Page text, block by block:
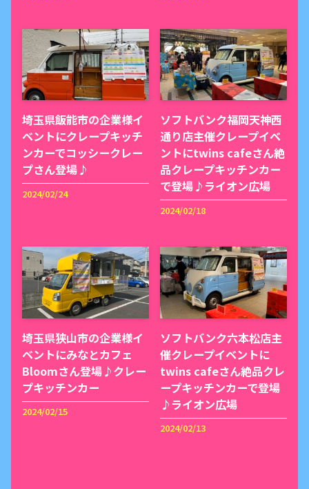
埼玉県飯能市の企業様イ
ベントにクレープキッチ
ンカーでコッシークレー
プさん登場♪
2024/02/24
ソフトバンク福岡天神西
通り店主催クレープイベ
ントにtwins cafeさん絶
品クレープキッチンカー
で登場♪ライオン広場
2024/02/18
埼玉県狭山市の企業様イ
ベントにみなとカフェ
Bloomさん登場♪クレー
プキッチンカー
2024/02/15
ソフトバンク六本松店主
催クレープイベントに
twins cafeさん絶品クレ
ープキッチンカーで登場
♪ライオン広場
2024/02/13